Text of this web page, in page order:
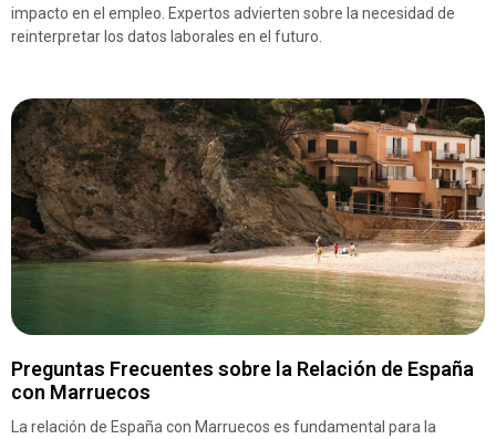
impacto en el empleo. Expertos advierten sobre la necesidad de
reinterpretar los datos laborales en el futuro.
Preguntas Frecuentes sobre la Relación de España
con Marruecos
La relación de España con Marruecos es fundamental para la